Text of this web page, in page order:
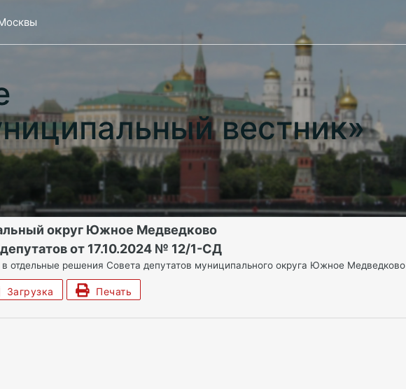
вестник»
округ Южное Медведково
от 17.10.2024 № 12/1-СД
отдельные решения Совета депутатов муниципального округа Южное Медведково
Загрузка Печать